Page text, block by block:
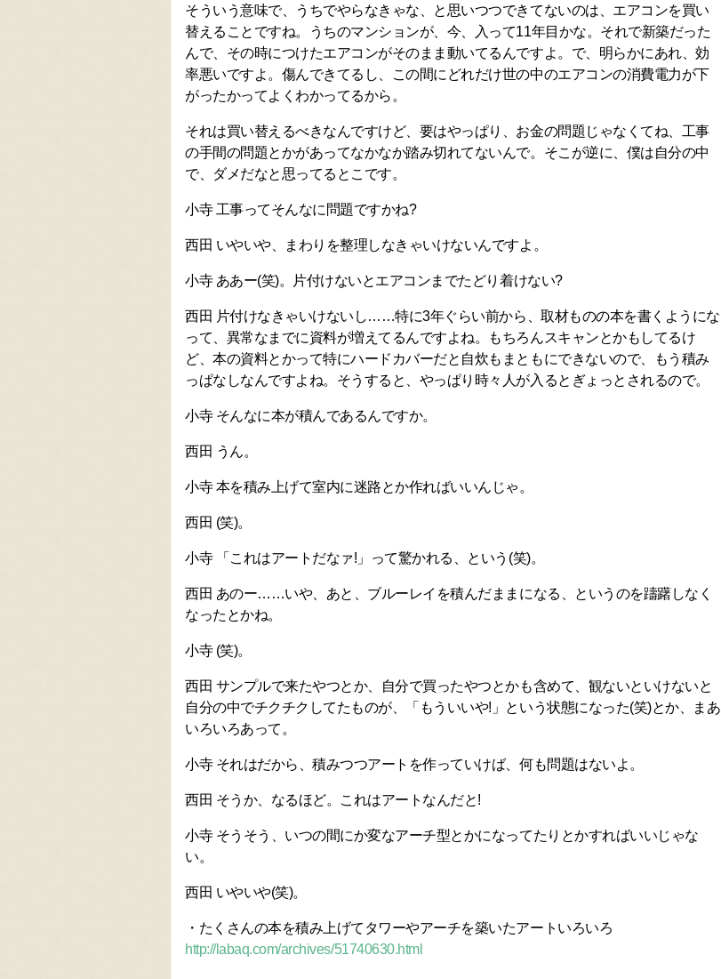
そういう意味で、うちでやらなきゃな、と思いつつできてないのは、エアコンを買い
替えることですね。うちのマンションが、今、入って11年目かな。それで新築だった
んで、その時につけたエアコンがそのまま動いてるんですよ。で、明らかにあれ、効
率悪いですよ。傷んできてるし、この間にどれだけ世の中のエアコンの消費電力が下
がったかってよくわかってるから。
それは買い替えるべきなんですけど、要はやっぱり、お金の問題じゃなくてね、工事
の手間の問題とかがあってなかなか踏み切れてないんで。そこが逆に、僕は自分の中
で、ダメだなと思ってるとこです。
小寺 工事ってそんなに問題ですかね?
西田 いやいや、まわりを整理しなきゃいけないんですよ。
小寺 ああー(笑)。片付けないとエアコンまでたどり着けない?
西田 片付けなきゃいけないし……特に3年ぐらい前から、取材ものの本を書くようにな
って、異常なまでに資料が増えてるんですよね。もちろんスキャンとかもしてるけ
ど、本の資料とかって特にハードカバーだと自炊もまともにできないので、もう積み
っぱなしなんですよね。そうすると、やっぱり時々人が入るとぎょっとされるので。
小寺 そんなに本が積んであるんですか。
西田 うん。
小寺 本を積み上げて室内に迷路とか作ればいいんじゃ。
西田 (笑)。
小寺 「これはアートだなァ!」って驚かれる、という(笑)。
西田 あのー……いや、あと、ブルーレイを積んだままになる、というのを躊躇しなく
なったとかね。
小寺 (笑)。
西田 サンプルで来たやつとか、自分で買ったやつとかも含めて、観ないといけないと
自分の中でチクチクしてたものが、「もういいや!」という状態になった(笑)とか、まあ
いろいろあって。
小寺 それはだから、積みつつアートを作っていけば、何も問題はないよ。
西田 そうか、なるほど。これはアートなんだと!
小寺 そうそう、いつの間にか変なアーチ型とかになってたりとかすればいいじゃな
い。
西田 いやいや(笑)。
・たくさんの本を積み上げてタワーやアーチを築いたアートいろいろ
http://labaq.com/archives/51740630.html